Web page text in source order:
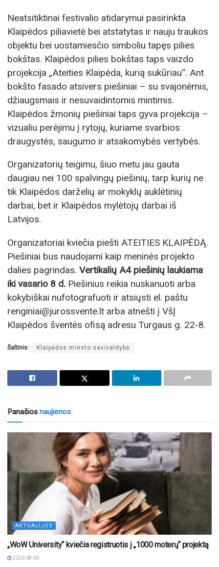
Neatsitiktinai festivalio atidarymui pasirinkta
Klaipėdos piliavietė bei atstatytas ir nauju traukos
objektu bei uostamiesčio simboliu tapęs pilies
bokštas. Klaipėdos pilies bokštas taps vaizdo
projekcija „Ateities Klaipėda, kurią sukūriau“. Ant
bokšto fasado atsivers piešiniai – su svajonėmis,
džiaugsmais ir nesuvaidintomis mintimis.
Klaipėdos žmonių piešiniai taps gyva projekcija –
vizualiu perėjimu į rytojų, kuriame svarbios
draugystės, saugumo ir atsakomybės vertybės.
Organizatorių teigimu, šiuo metu jau gauta
daugiau nei 100 spalvingų piešinių, tarp kurių ne
tik Klaipėdos darželių ar mokyklų auklėtinių
darbai, bet ir Klaipėdos mylėtojų darbai iš
Latvijos.
Organizatoriai kviečia piešti ATEITIES KLAIPĖDĄ.
Piešiniai bus naudojami kaip meninės projekto
dalies pagrindas. Vertikalių A4 piešinių laukiama
iki vasario 8 d. Piešinius reikia nuskanuoti arba
kokybiškai nufotografuoti ir atsiųsti el. paštu
renginiai@jurossvente.lt arba atnešti į VšĮ
Klaipėdos šventės ofisą adresu Turgaus g. 22-8.
Šaltinis: Klaipėdos miesto savivaldybė
Panašios naujienos
AKTUALIJOS
„WoW University“ kviečia registruotis į „1000 moterų“ projektą
2026-08-06